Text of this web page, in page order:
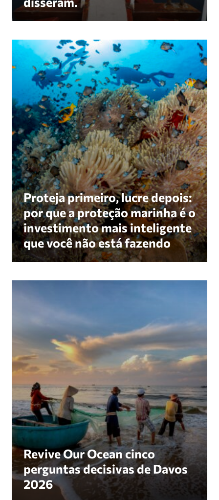
Proteja primeiro, lucre depois: por que a
Proteja primeiro, lucre depois:
por que a proteção marinha é o
investimento mais inteligente
que você não está fazendo
Revive Our Ocean cinco
perguntas decisivas de Davos
2026